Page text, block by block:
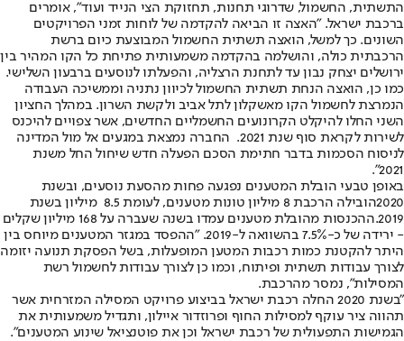
התשתית, החשמול, שדרוגי תחנות, תחזוקת הצי הנייד ועוד", אומרים
ברכבת ישראל. "האצה זו הביאה להקדמה של לוחות זמני הפרויקטים
השונים. כך למשל, הואצה תשתית החשמול המבוצעת כיום ברשת
הרכבתית כולה, והושלמה בהקדמה משמעותית פתיחת כל הקו המהיר בין
ירושלים יצחק נבון עד לתחנת הרצליה, והפעלתו לנוסעים ברבעון השלישי.
כמו כן, הואצה הנחת תשתית החשמול לכיוון נתניה וממשיכה העבודה
הנמרצת לחשמול הקו מאשקלון לתל אביב ולקשת השרון. במהלך החציון
השני החלו להיקלט הקרונועים החשמליים החדשים, אשר צפויים להיכנס
לשירות לקראת סוף שנת ‭ .2021‬ החברה נמצאת במגעים אל מול המדינה
."2021
.2019‬ההכנסות מהובלת מטענים עמדו בשנה שעברה על 168 מיליון שקלים
- ירידה של כ-%‭7.5‬ בהשוואה ל-‭.2019‬ "ההפסד במגזר המטענים מיוחס בין
היתר להקטנת כמות רכבות המטען המופעלות, בשל הפסקת תנועה יזומה
לצורך עבודות תשתית ופיתוח, וכמו כן לצורך עבודות לחשמול רשת
המסילות", נמסר מהרכבת.
"בשנת ‭ 2020‬החלה רכבת ישראל בביצוע פרויקט המסילה המזרחית אשר
תהווה ציר עוקף למסילות החוף ופרוזדור איילון, ותגדיל משמעותית את
הגמישות התפעולית של רכבת ישראל וכן את פוטנציאל שינוע המטענים".